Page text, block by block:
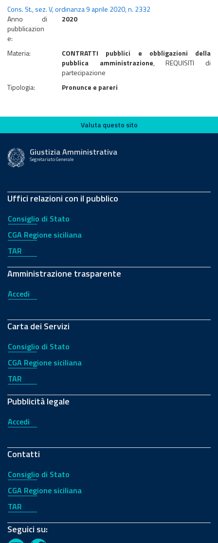
Cons. St., sez. V, ordinanza 9 aprile 2020, n. 2332
Anno di
pubblicazion
e:
2020
Materia:
CONTRATTI pubblici e obbligazioni della
pubblica amministrazione, REQUISITI di
partecipazione
Tipologia:
Pronunce e pareri
Valuta questo sito
Valuta questo sito
Giustizia Amministrativa
Segretariato Generale
Uffici relazioni con il pubblico
Consiglio di Stato
CGA Regione siciliana
TAR
Amministrazione trasparente
Accedi
Carta dei Servizi
Consiglio di Stato
CGA Regione siciliana
TAR
Pubblicità legale
Accedi
Contatti
Consiglio di Stato
CGA Regione siciliana
TAR
Seguici su: